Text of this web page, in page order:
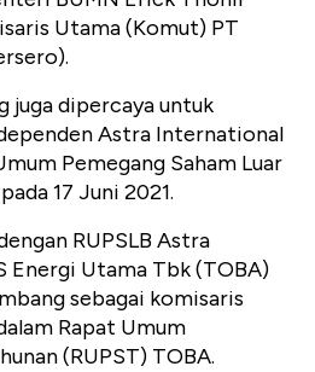
Utama (Komut) PT
juga dipercaya untuk
Astra International
Pemegang Saham Luar
17 Juni 2021.
RUPSLB Astra
Energi Utama Tbk (TOBA)
sebagai komisaris
Rapat Umum
(RUPST) TOBA.